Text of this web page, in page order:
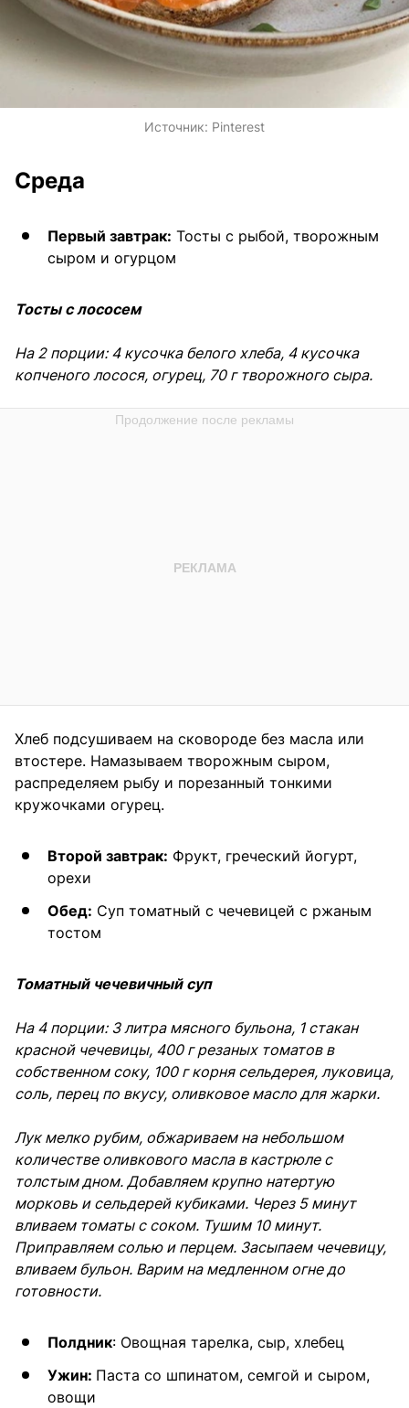
Источник: Pinterest
Среда
Первый завтрак: Тосты с рыбой, творожным
сыром и огурцом
Тосты с лососем
На 2 порции: 4 кусочка белого хлеба, 4 кусочка
копченого лосося, огурец, 70 г творожного сыра.
Хлеб подсушиваем на сковороде без масла или
втостере. Намазываем творожным сыром,
распределяем рыбу и порезанный тонкими
кружочками огурец.
Второй завтрак: Фрукт, греческий йогурт,
орехи
Обед: Суп томатный с чечевицей с ржаным
тостом
Томатный чечевичный суп
На 4 порции: 3 литра мясного бульона, 1 стакан
красной чечевицы, 400 г резаных томатов в
собственном соку, 100 г корня сельдерея, луковица,
соль, перец по вкусу, оливковое масло для жарки.
Лук мелко рубим, обжариваем на небольшом
количестве оливкового масла в кастрюле с
толстым дном. Добавляем крупно натертую
морковь и сельдерей кубиками. Через 5 минут
вливаем томаты с соком. Тушим 10 минут.
Приправляем солью и перцем. Засыпаем чечевицу,
вливаем бульон. Варим на медленном огне до
готовности.
Полдник: Овощная тарелка, сыр, хлебец
Ужин: Паста со шпинатом, семгой и сыром,
овощи